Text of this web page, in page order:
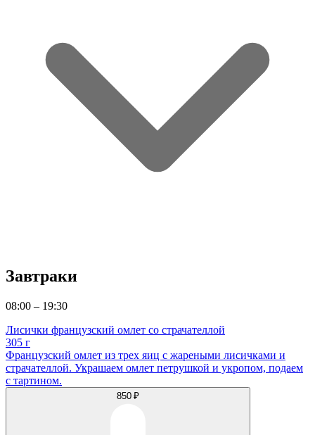
Завтраки
08:00 – 19:30
Лисички французский омлет со страчателлой
305 г
Французский омлет из трех яиц с жареными лисичками и
страчателлой. Украшаем омлет петрушкой и укропом, подаем
с тартином.
850 ₽